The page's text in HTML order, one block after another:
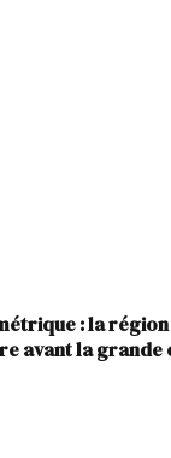
: la
avant la grande